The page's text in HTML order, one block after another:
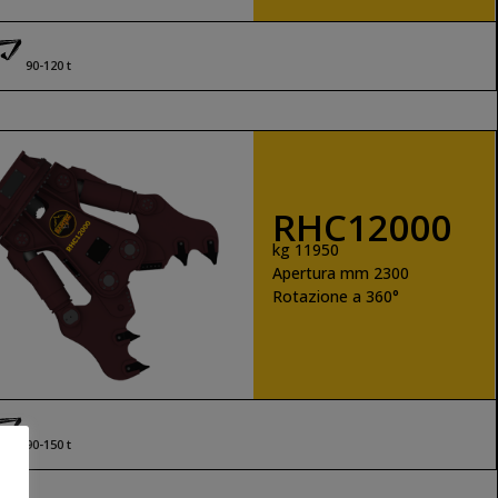
90-120 t
RHC12000
kg 11950
Apertura mm 2300
Rotazione a 360°
90-150 t